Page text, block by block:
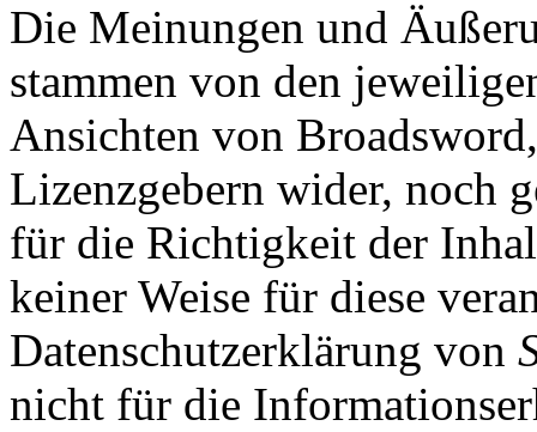
Die Meinungen und
stammen von den
Ansichten von
Lizenzgebern wider, noch
für die Richtigkeit der
keiner Weise für diese
Datenschutzerklärung von
nicht für die